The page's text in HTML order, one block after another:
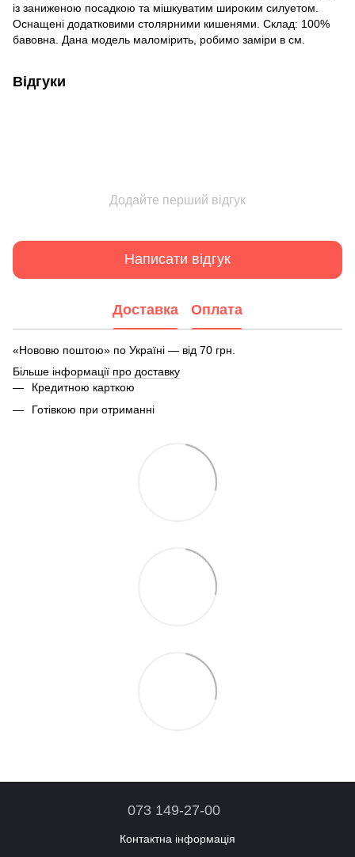
із заниженою посадкою та мішкуватим широким силуетом.
Оснащені додатковими столярними кишенями. Склад: 100%
бавовна. Дана модель маломірить, робимо заміри в см.
Відгуки
Додайте перший відгук
Написати відгук
Доставка Оплата
«Нововю поштою» по Україні — від 70 грн.
Більше інформації про доставку
Кредитною карткою
Готівкою при отриманні
073 149-27-00
Контактна інформація